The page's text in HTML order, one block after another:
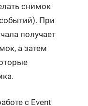
снимок
При
получает
а затем
с Event